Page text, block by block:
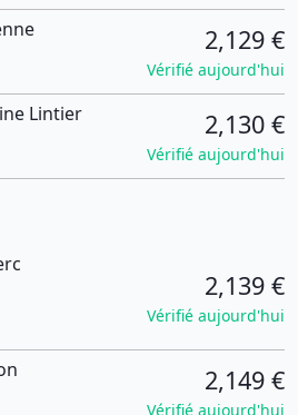
2,129 €
Vérifié aujourd'hui
Lintier 2,130 €
Vérifié aujourd'hui
2,139 €
Vérifié aujourd'hui
2,149 €
Vérifié aujourd'hui